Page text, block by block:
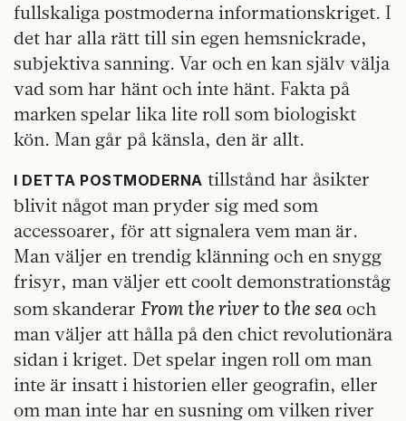
fullskaliga postmoderna informationskriget. I
det har alla rätt till sin egen hemsnickrade,
subjektiva sanning. Var och en kan själv välja
vad som har hänt och inte hänt. Fakta på
marken spelar lika lite roll som biologiskt
kön. Man går på känsla, den är allt.
I DETTA POSTMODERNA tillstånd har åsikter
blivit något man pryder sig med som
accessoarer, för att signalera vem man är.
Man väljer en trendig klänning och en snygg
frisyr, man väljer ett coolt demonstrationståg
som skanderar From the river to the sea och
man väljer att hålla på den chict revolutionära
sidan i kriget. Det spelar ingen roll om man
inte är insatt i historien eller geografin, eller
om man inte har en susning om vilken river